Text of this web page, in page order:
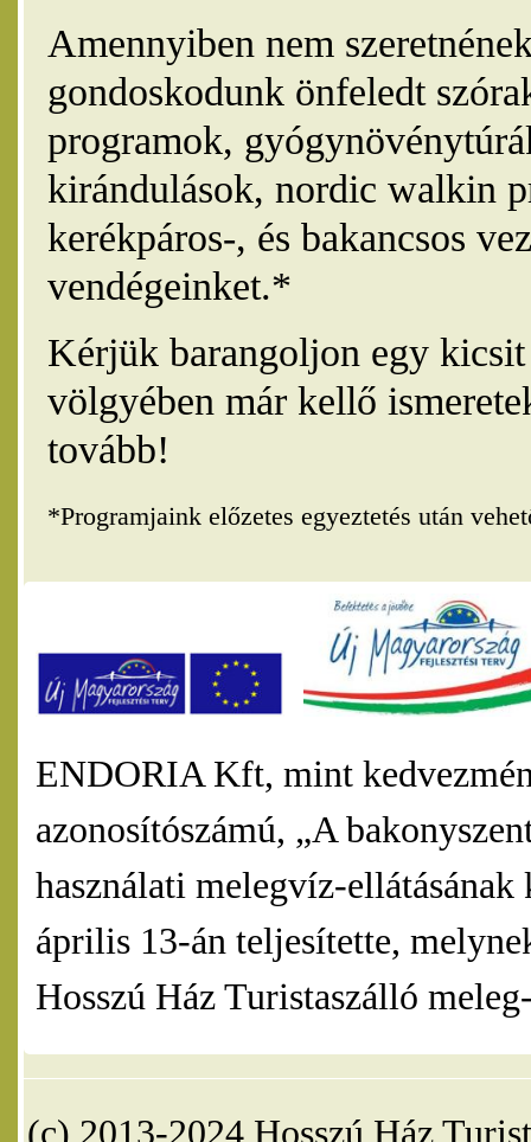
Amennyiben nem
gondoskodunk önfeledt
programok,
kirándulások, nordic walkin
kerékpáros-, és bakancsos
vendégeinket.*
Kérjük barangoljon egy
völgyében már kellő
tovább!
*Programjaink előzetes egyeztetés után
ENDORIA Kft, mint
azonosítószámú, „A
használati melegvíz-
április 13-án teljesítette,
Hosszú Ház Turistaszálló
(c) 2013-2024 Hosszú Ház